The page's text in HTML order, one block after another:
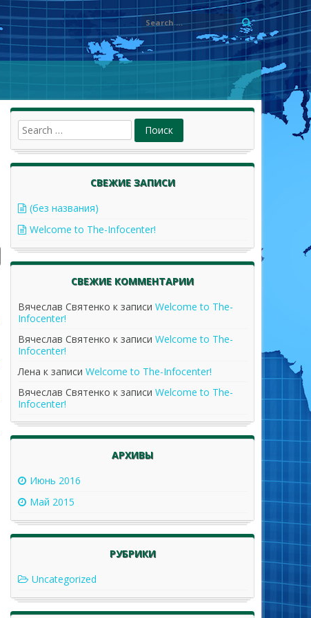
СВЕЖИЕ ЗАПИСИ
(без названия)
Welcome to The-Infocenter!
СВЕЖИЕ КОММЕНТАРИИ
Вячеслав Святенко к записи Welcome to The-
Infocenter!
Вячеслав Святенко к записи Welcome to The-
Infocenter!
Лена к записи Welcome to The-Infocenter!
Вячеслав Святенко к записи Welcome to The-
Infocenter!
АРХИВЫ
Июнь 2016
Май 2015
РУБРИКИ
Uncategorized